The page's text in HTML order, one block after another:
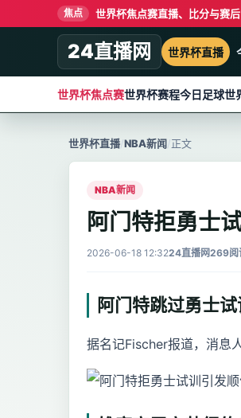
焦点 世界杯焦点赛直播、比分与赛
24直播网 世界杯直播
世界杯焦点赛世界杯赛程今日足球世
世界杯直播/NBA新闻/正文
NBA新闻
阿门特拒勇士
2026-06-18 12:3224直播网269阅
阿门特跳过勇士试
据名记Fischer报道，消息